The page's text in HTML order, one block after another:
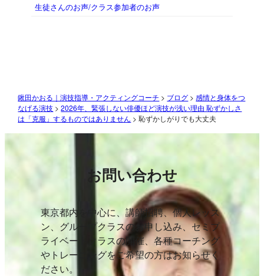
生徒さんのお声/クラス参加者のお声
鍬田かおる｜演技指導・アクティングコーチ > ブログ >感情と身体をつ
なげる演技 >2026年、緊張しない俳優ほど演技が浅い理由 恥ずかしさ
は「克服」するものではありません >恥ずかしがりでも大丈夫
お問い合わせ
東京都内を中心に、講師招聘、個人レッス
ン、グループクラスのお申し込み、セミプ
ライベートクラスの開催、各種コーチング
やトレーニングをご希望の方はお知らせく
ださい。